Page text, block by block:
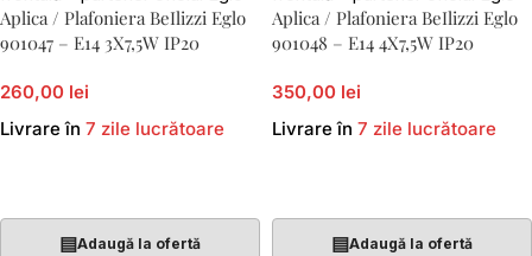
Aplica / Plafoniera BeIlizzi Eglo
901047 – E14 3X7,5W IP20
260,00 lei
Livrare în 7 zile lucrătoare
▤Adaugă la ofertă
Aplica / Plafoniera BeIlizzi Eglo
901048 – E14 4X7,5W IP20
350,00 lei
Livrare în 7 zile lucrătoare
▤Adaugă la ofertă